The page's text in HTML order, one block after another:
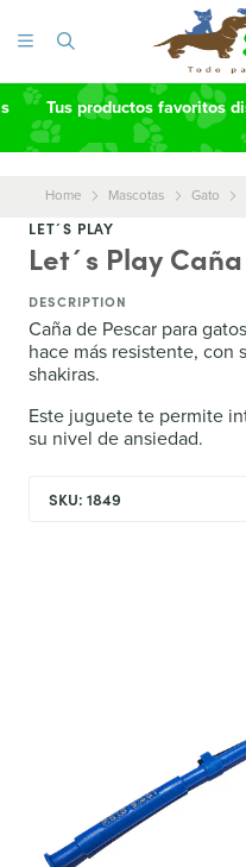
Tus productos favoritos
Home Mascotas Gato
LET´S PLAY
Let´s Play
DESCRIPTION
Caña de Pescar para
hace más resistente, con
shakiras.
Este juguete te permite
su nivel de ansiedad.
SKU: 1849